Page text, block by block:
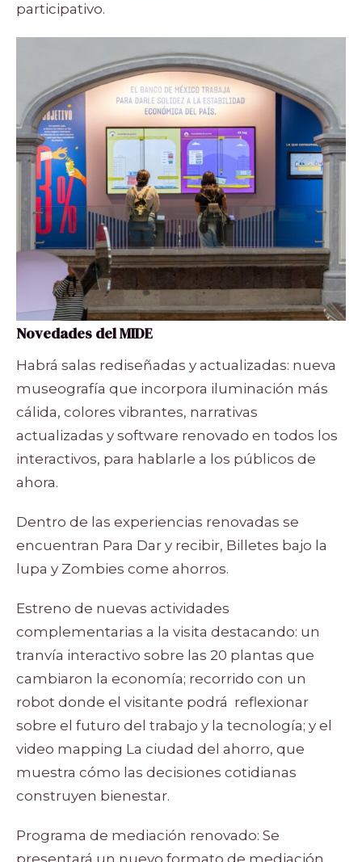
participativo.
Novedades del MIDE
Habrá salas rediseñadas y actualizadas: nueva
museografía que incorpora iluminación más
cálida, colores vibrantes, narrativas
actualizadas y software renovado en todos los
interactivos, para hablarle a los públicos de
ahora.
Dentro de las experiencias renovadas se
encuentran Para Dar y recibir, Billetes bajo la
lupa y Zombies come ahorros.
Estreno de nuevas actividades
complementarias a la visita destacando: un
tranvía interactivo sobre las 20 plantas que
cambiaron la economía; recorrido con un
robot donde el visitante podrá reflexionar
sobre el futuro del trabajo y la tecnología; y el
video mapping La ciudad del ahorro, que
muestra cómo las decisiones cotidianas
construyen bienestar.
Programa de mediación renovado: Se